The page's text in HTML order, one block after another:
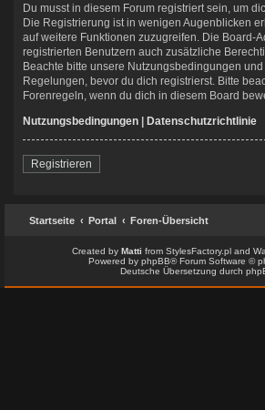
Du musst in diesem Forum registriert sein, um
Die Registrierung ist in wenigen Augenblicken
auf weitere Funktionen zuzugreifen. Die Board-
registrierten Benutzern auch zusätzliche
Beachte bitte unsere Nutzungsbedingungen
Regelungen, bevor du dich registrierst. Bitte
Forenregeln, wenn du dich in diesem Board
Nutzungsbedingungen | Datenschutzrichtlinie
Registrieren
Startseite Portal Foren-Übersicht
Created by Matti from StylesFactory.pland
Powered by phpBB® Forum Software ©
Deutsche Übersetzung durch